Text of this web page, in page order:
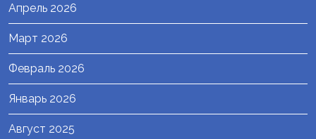
Апрель 2026
Март 2026
Февраль 2026
Январь 2026
Август 2025